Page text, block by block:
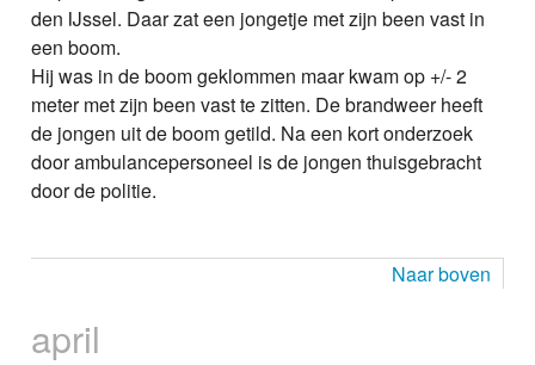
den IJssel. Daar zat een jongetje met zijn been vast in
een boom.
Hij was in de boom geklommen maar kwam op +/- 2
meter met zijn been vast te zitten. De brandweer heeft
de jongen uit de boom getild. Na een kort onderzoek
door ambulancepersoneel is de jongen thuisgebracht
door de politie.
Naar boven
april